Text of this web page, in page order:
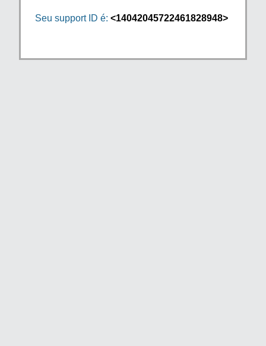
Seu support ID é: <14042045722461828948>